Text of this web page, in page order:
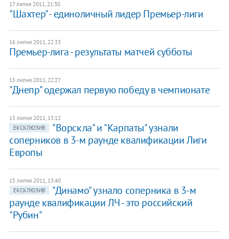
17 липня 2011, 21:30
"Шахтер" - единоличный лидер Премьер-лиги
16 липня 2011, 22:33
Премьер-лига - результаты матчей субботы
15 липня 2011, 22:27
"Днепр" одержал первую победу в чемпионате
15 липня 2011, 15:12
ЕКСКЛЮЗИВ
"Ворскла" и "Карпаты" узнали
соперников в 3-м раунде квалификации Лиги
Европы
15 липня 2011, 13:40
ЕКСКЛЮЗИВ
"Динамо" узнало соперника в 3-м
раунде квалификации ЛЧ - это российский
"Рубин"